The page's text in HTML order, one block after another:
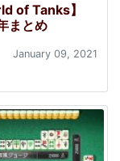
of Tanks】
まとめ
January 09, 2021